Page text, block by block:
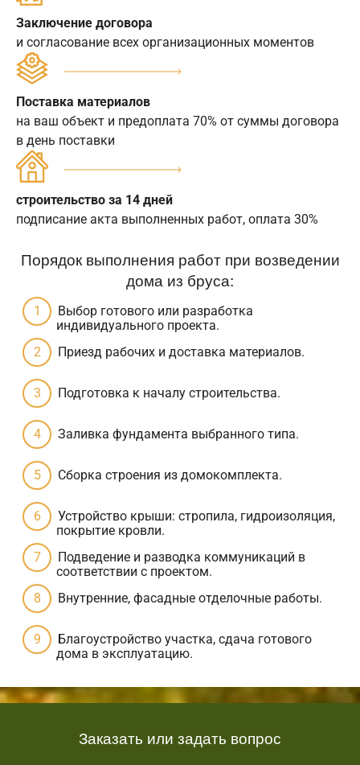
Заключение договора
и согласование всех организационных моментов
Поставка материалов
на ваш объект и предоплата 70% от суммы договора
в день поставки
строительство за 14 дней
подписание акта выполненных работ, оплата 30%
Порядок выполнения работ при возведении
дома из бруса:
Выбор готового или разработка
индивидуального проекта.
Приезд рабочих и доставка материалов.
Подготовка к началу строительства.
Заливка фундамента выбранного типа.
Сборка строения из домокомплекта.
Устройство крыши: стропила, гидроизоляция,
покрытие кровли.
Подведение и разводка коммуникаций в
соответствии с проектом.
Внутренние, фасадные отделочные работы.
Благоустройство участка, сдача готового
дома в эксплуатацию.
Заказать или задать вопрос